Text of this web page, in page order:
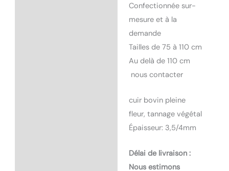
Confectionnée sur-
mesure et à la
demande
Tailles de 75 à 110 cm
Au delà de 110 cm
nous contacter
cuir bovin pleine
fleur, tannage végétal
Épaisseur: 3,5/4mm
Délai de livraison :
Nous estimons